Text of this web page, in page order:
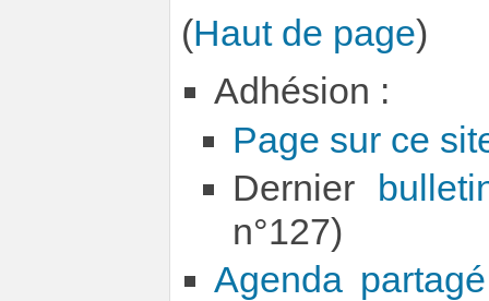
(Haut de page)
Adhésion :
Page sur ce
Dernier
n°127)
Agenda partagé